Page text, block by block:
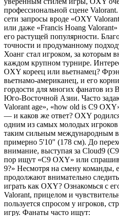
профессиональной сцене
сети запросы вроде «OXY
или даже «Francis Hoang
его растущей популярности.
точности и продуманному
Хоанг стал игроком, за которым
каждом крупном турнире.
OXY кореец или вьетнамец?
вьетнамо‑американец, и его
гордости для многих фанатов из
Юго‑Восточной Азии. Часто
Valorant age», «how old is C9
— и каков же ответ? OXY
одним из самых молодых игроков
таким сильным международным
примерно 5'10" (178 см). До
внимание, выступая за Cloud9
пор ищут «C9 OXY» или
9?» Несмотря на смену команды,
продолжают внимательно
играть как OXY? Ознакомься с
Valorant, прицелом и
пользуется спросом у игроков,
игру. Фанаты часто ищут: